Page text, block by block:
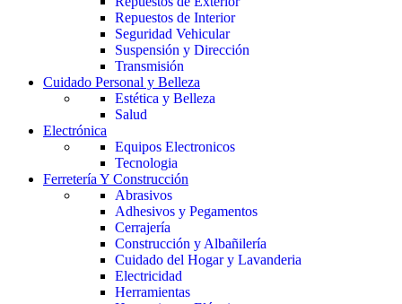
Repuestos de Interior
Seguridad Vehicular
Suspensión y Dirección
Transmisión
Cuidado Personal y Belleza
Estética y Belleza
Salud
Electrónica
Equipos Electronicos
Tecnologia
Ferretería Y Construcción
Abrasivos
Adhesivos y Pegamentos
Cerrajería
Construcción y Albañilería
Cuidado del Hogar y Lavanderia
Electricidad
Herramientas